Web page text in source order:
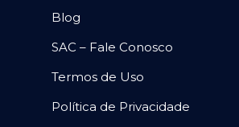
Blog
SAC – Fale Conosco
Termos de Uso
Política de Privacidade